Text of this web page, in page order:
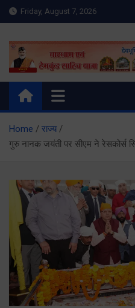
Skip
to
Friday, August 7, 2026
Meru Raibar |
News |
meruraibar.com
Home
राज्य
गुरु नानक जयंती पर सीएम ने रेसकोर्स